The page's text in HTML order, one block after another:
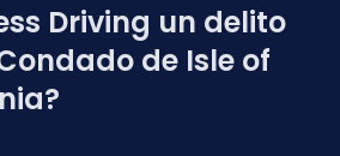
Driving un delito
de Isle of